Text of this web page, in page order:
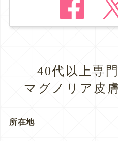
40代以上専
マグノリア皮
所在地